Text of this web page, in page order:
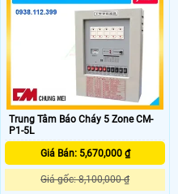
mại.
Trung Tâm Báo Cháy 5 Zone CM-
P1-5L
Giá Bán: 5,670,000 ₫
Giá gốc: 8,100,000 ₫